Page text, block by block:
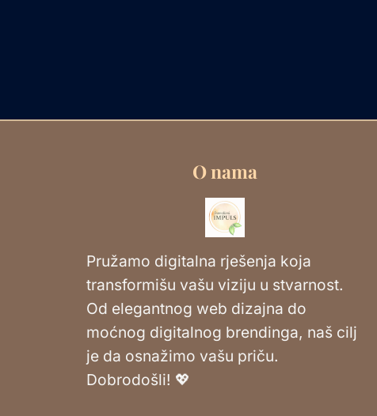
O nama
Pružamo digitalna rješenja koja
transformišu vašu viziju u stvarnost.
Od elegantnog web dizajna do
moćnog digitalnog brendinga, naš cilj
je da osnažimo vašu priču.
Dobrodošli! 💖